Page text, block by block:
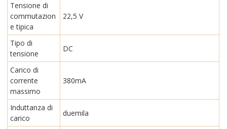
Tensione di
commutazion
e tipica
22,5 V
Tipo di
tensione
DC
Carico di
corrente
massimo
380mA
Induttanza di
carico
duemila